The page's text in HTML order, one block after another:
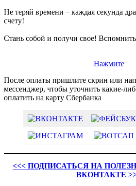
Не теряй времени – каждая секунда
счету!
Стань собой и получи свое! Вспомнить
Нажмите
После оплаты пришлите скрин или
мессенджер, чтобы уточнить какие-
оплатить на карту Сбербанка
<<< ПОДПИСАТЬСЯ НА
ВКОНТАКТЕ